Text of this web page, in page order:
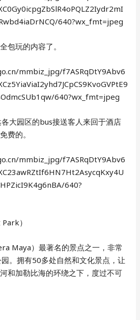
包玩的内容了。
大园区的bus接送客人来回于酒店
费的。
）
Maya）最著名的景点之一，非常
。拥有50多处自然和文化景点，让
和加勒比海的环绕之下，度过不可